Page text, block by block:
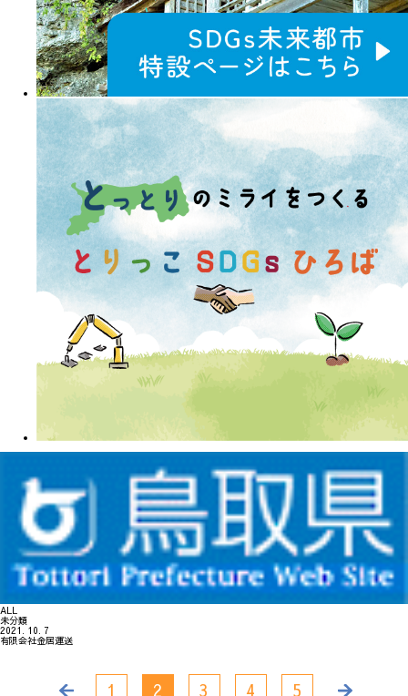
ALL
未分類
2021. 10. 7
有限会社金居運送
1 2 3 4 5